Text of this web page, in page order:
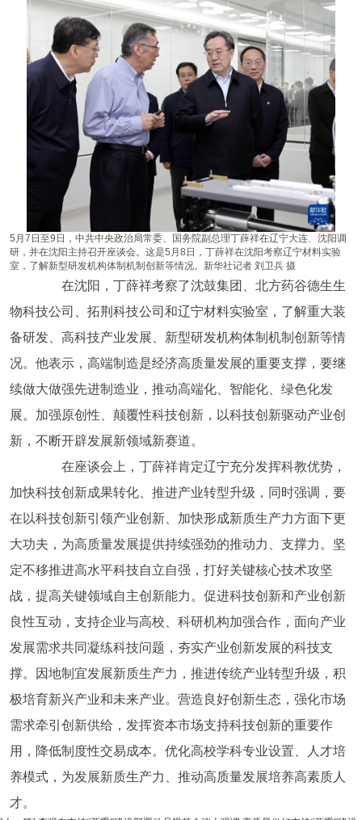
5月7日至9日，中共中央政治局常委、国务院副总理丁薛祥在辽宁大连、沈阳调
研，并在沈阳主持召开座谈会。这是5月8日，丁薛祥在沈阳考察辽宁材料实验
室，了解新型研发机构体制机制创新等情况。新华社记者 刘卫兵 摄
在沈阳，丁薛祥考察了沈鼓集团、北方药谷德生生
物科技公司、拓荆科技公司和辽宁材料实验室，了解重大装
备研发、高科技产业发展、新型研发机构体制机制创新等情
况。他表示，高端制造是经济高质量发展的重要支撑，要继
续做大做强先进制造业，推动高端化、智能化、绿色化发
展。加强原创性、颠覆性科技创新，以科技创新驱动产业创
新，不断开辟发展新领域新赛道。
在座谈会上，丁薛祥肯定辽宁充分发挥科教优势，
加快科技创新成果转化、推进产业转型升级，同时强调，要
在以科技创新引领产业创新、加快形成新质生产力方面下更
大功夫，为高质量发展提供持续强劲的推动力、支撑力。坚
定不移推进高水平科技自立自强，打好关键核心技术攻坚
战，提高关键领域自主创新能力。促进科技创新和产业创新
良性互动，支持企业与高校、科研机构加强合作，面向产业
发展需求共同凝练科技问题，夯实产业创新发展的科技支
撑。因地制宜发展新质生产力，推进传统产业转型升级，积
极培育新兴产业和未来产业。营造良好创新生态，强化市场
需求牵引创新供给，发挥资本市场支持科技创新的重要作
用，降低制度性交易成本。优化高校学科专业设置、人才培
养模式，为发展新质生产力、推动高质量发展培养高素质人
才。